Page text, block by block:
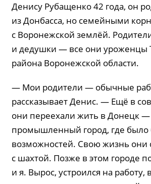
Денису Рубащенко 42 года, он
из Донбасса, но семейными
с Воронежской землёй.
и дедушки — все они уроженцы
района Воронежской области.
— Мои родители — обычные
рассказывает Денис. — Ещё в
они переехали жить в Донецк —
промышленный город, где
возможностей. Свою жизнь они
с шахтой. Позже в этом городе
и я. Вырос, устроился на работу,